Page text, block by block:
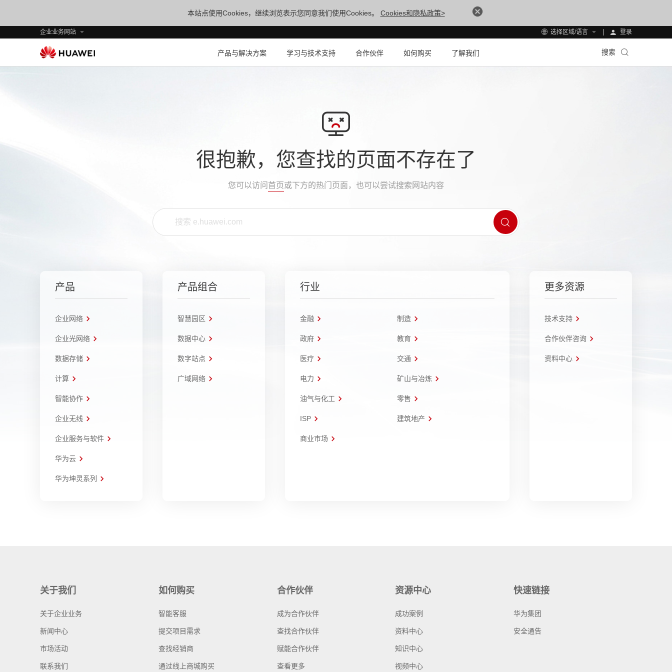
本站点使用Cookies，继续浏览表示您同意我们使用Cookies。 Cookies和隐私政策>
企业业务网站 选择区域/语言 登录
产品与解决方案 学习与技术支持 合作伙伴 如何购买 了解我们 搜索
很抱歉，您查找的页面不存在了
您可以访问 首页或下方的热门页面，也可以尝试搜索网站内容
产品
企业网络
企业光网络
数据存储
计算
智能协作
企业无线
企业服务与软件
华为云
华为坤灵系列
产品组合
智慧园区
数据中心
数字站点
广域网络
行业
金融 制造
政府 教育
医疗 交通
电力 矿山与冶炼
油气与化工 零售
ISP 建筑地产
商业市场
更多资源
技术支持
合作伙伴咨询
资料中心
关于我们
关于企业业务
新闻中心
市场活动
联系我们
如何购买
智能客服
提交项目需求
查找经销商
通过线上商城购买
合作伙伴
成为合作伙伴
查找合作伙伴
赋能合作伙伴
查看更多
资源中心
成功案例
资料中心
知识中心
视频中心
快速链接
华为集团
安全通告